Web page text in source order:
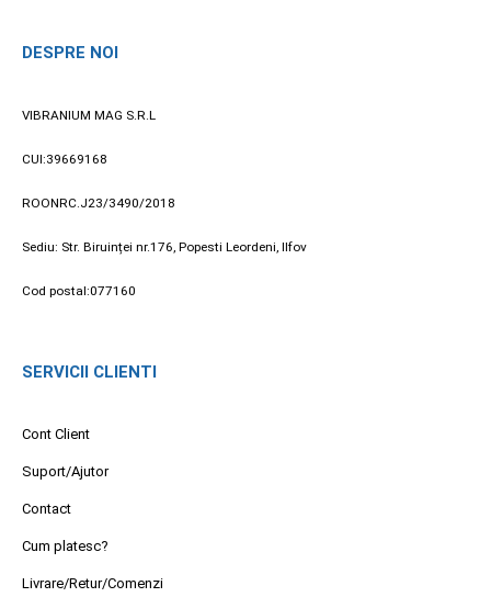
DESPRE NOI
VIBRANIUM MAG S.R.L
CUI:39669168
ROONRC.J23/3490/2018
Sediu: Str. Biruinței nr.176, Popesti Leordeni, Ilfov
Cod postal:077160
SERVICII CLIENTI
Cont Client
Suport/Ajutor
Contact
Cum platesc?
Livrare/Retur/Comenzi